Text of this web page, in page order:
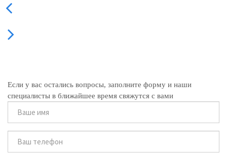
Если у вас остались вопросы, заполните форму и наши
специалисты в ближайшее время свяжутся с вами